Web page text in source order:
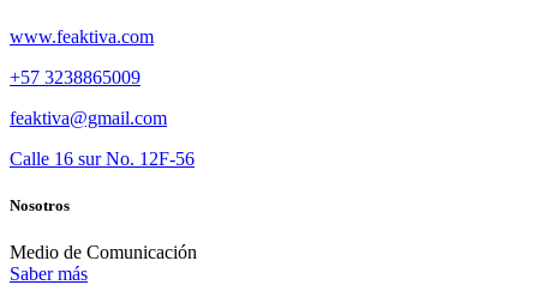
www.feaktiva.com
+57 3238865009
feaktiva@gmail.com
Calle 16 sur No. 12F-56
Nosotros
Medio de Comunicación
Saber más